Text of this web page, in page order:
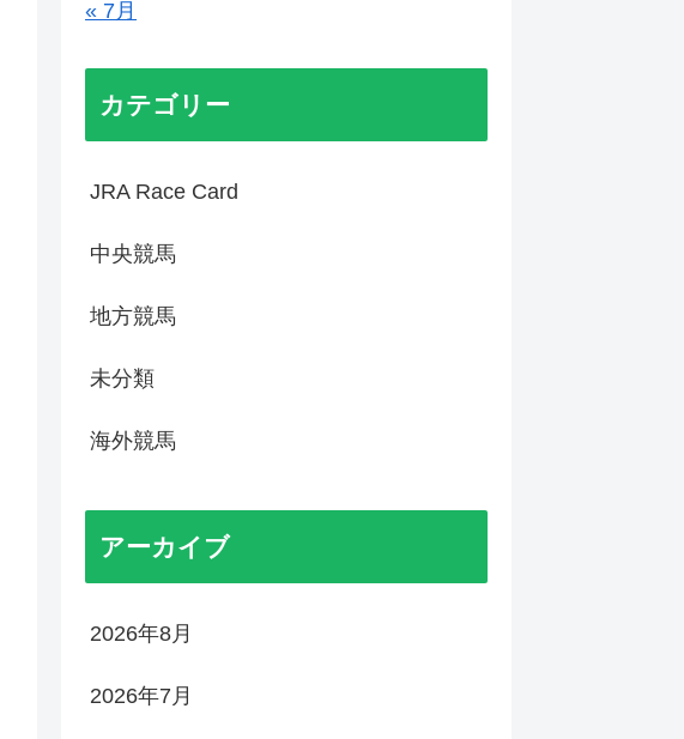
« 7月
カテゴリー
JRA Race Card
中央競馬
地方競馬
未分類
海外競馬
アーカイブ
2026年8月
2026年7月